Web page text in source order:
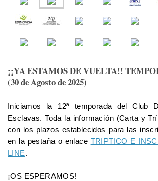
¡¡YA ESTAMOS DE VUELTA!!
(30 de Agosto de 2025)
Iniciamos la 12ª temporada del Club
Esclavas.Toda la información (Carta y
con los plazos establecidos para las
en la pestaña o enlace TRIPTICO E
LINE.
¡OS ESPERAMOS!